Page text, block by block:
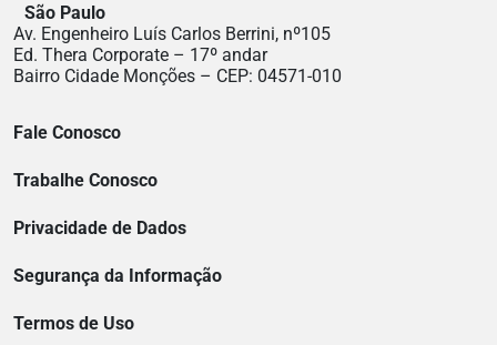
São Paulo
Av. Engenheiro Luís Carlos Berrini, nº105
Ed. Thera Corporate – 17º andar
Bairro Cidade Monções – CEP: 04571-010
Fale Conosco
Trabalhe Conosco
Privacidade de Dados
Segurança da Informação
Termos de Uso